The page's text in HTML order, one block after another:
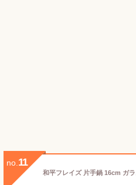
no. 11